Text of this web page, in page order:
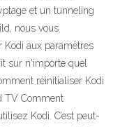
et un tunneling
nous vous
Kodi aux paramètres
sur n'importe quel
réinitialiser Kodi
TV Comment
Kodi. C’est peut-